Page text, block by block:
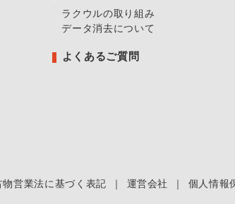
ラクウルの取り組み
データ消去について
よくあるご質問
物営業法に基づく表記 ｜ 運営会社 ｜ 個人情報